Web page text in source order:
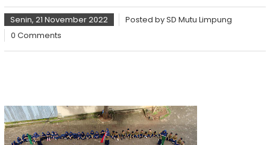
Senin, 21 November 2022 Posted bySD Mutu Limpung
0 Comments